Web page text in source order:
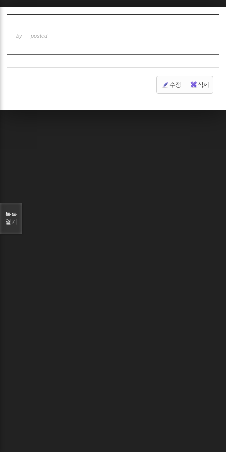
by posted
수정 삭제
목록
열기
Sketchbook5, 스케치북5
Sketchbook5, 스케치북5